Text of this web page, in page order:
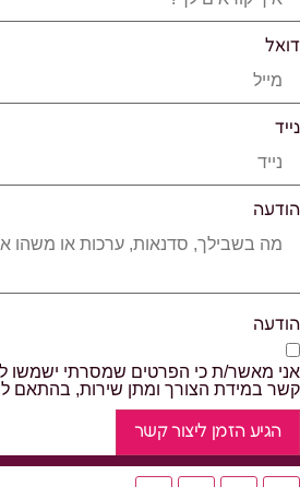
דואל
נייד
הודעה
הודעה
אני מאשר/ת כי הפרטים שמסרתי ישמשו
קשר במידת הצורך ומתן שירות, בהתאם
הגיע הזמן ליצור קשר